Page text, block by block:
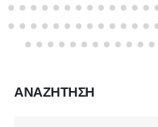
ΑΝΑΖΗΤΗΣΗ